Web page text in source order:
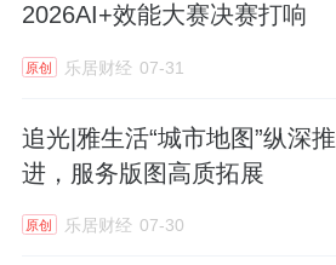
2026AI+效能大赛决赛打响
原创 乐居财经 07-31
追光|雅生活“城市地图”纵深推
进，服务版图高质拓展
原创 乐居财经 07-30